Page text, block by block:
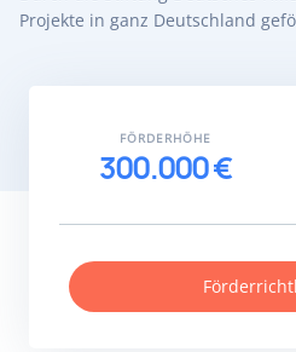
Projekte in ganz Deutschland
FÖRDERHÖHE
300.000 €